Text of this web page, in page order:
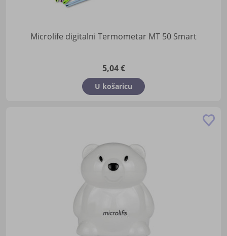
Microlife digitalni Termometar MT 50 Smart
5,04 €
U košaricu